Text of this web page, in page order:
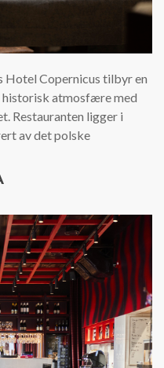
Hotel Copernicus tilbyr en
historisk atmosfære med
Restauranten ligger i
av det polske